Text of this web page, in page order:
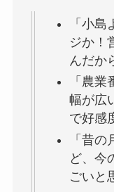
「小
ジか！
んだか
「農
幅が広
で好感
「昔
ど、今
ごいと